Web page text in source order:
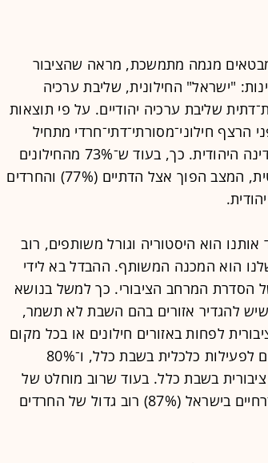
מגמה מתמשכת, מראה שהציבור
"ישראל" החילונית, שליבת ערכיה
שליבת ערכיה יהודיים. על פי תוצאות
הרצף חילוני־מסורתי־דתי־חרדי מתחיל
בתפיסת היסוד באשר ליסודותיה של המדינה היהודית. כך, בעוד ש־73% מהחילונים
רואים בישראל קודם לכל מדינה דמוקרטית, המצב הפוך אצל הדתיים (77%) והחרדים
הוא היסטוריה וגורל משותפים, רוב
הדתי שלנו הוא המכנה המשותף. ההבדל בא לידי
הסדרת המרחב הציבורי. כך למשל בנושא
סבורים שיש להגדיר אזורים בהם השבת לא תשמר,
ציבורית לפחות באזורים חילונים או בכל מקום
(35%). 58% מהדתיים סבורים שאין מקום לפעילות כלכלית בשבת כלל, ו־80%
בשבת כלל. בעוד שרוב מוחלט של
החילונים סבורים שיש מקום לנישואין אזרחיים בישראל (87%) רוב גדול של החרדים